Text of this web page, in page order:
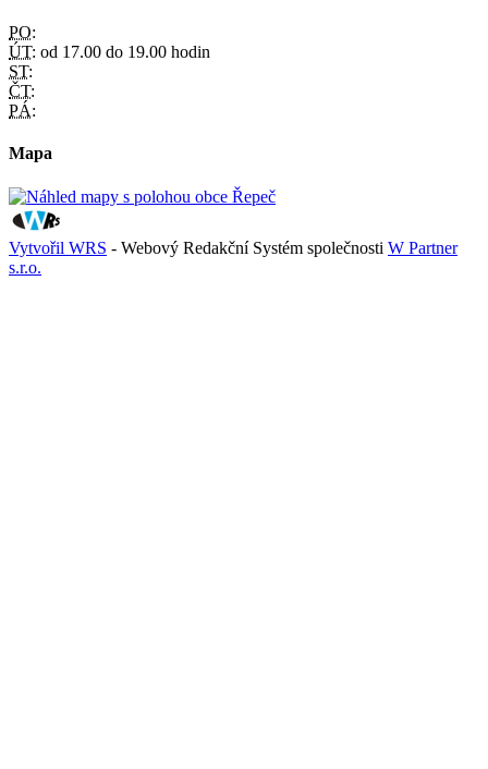
PO:
ÚT: od 17.00 do 19.00 hodin
ST:
ČT:
PÁ:
Mapa
Vytvořil WRS - Webový Redakční Systém společnosti W Partner
s.r.o.